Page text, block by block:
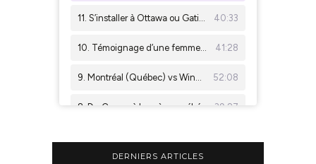
DERNIERS ARTICLES